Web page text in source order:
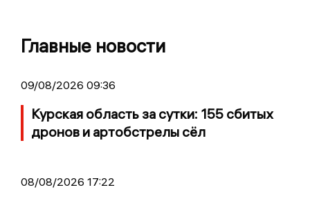
Главные новости
09/08/2026 09:36
Курская область за сутки: 155 сбитых
дронов и артобстрелы сёл
08/08/2026 17:22